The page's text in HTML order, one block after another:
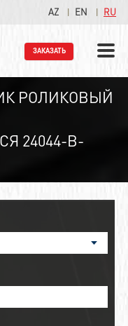
AZ EN RU
ЗАКАЗАТЬ
РОЛИКОВЫЙ
24044-B-